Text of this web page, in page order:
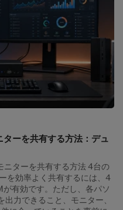
では、USB-Cドックを介し
まとめます。 両環境を統合
ダプターを追加する構成に
判断しにくくなります。 3
必要がある キーボード、マウ
る ドックとKVMの対応解像
、DisplayPortが混在
の外部ディスプレイを処理
、ドック、KVM、ケーブ
重要なのは、KVMがパソコ
い点です。3台のモニター出
トPC側が3つの独立した映
面拡張は成立しません。 3
と何が違うのか ドッキン
備えていても役割が異なり
の端子を増やす装置です。
力機器を共有する装置で
ーを共有する方法：デュ
ターを共有する方法 4台の
を効率よく共有するには、4
有効です。ただし、各パソ
力できること、モニター、